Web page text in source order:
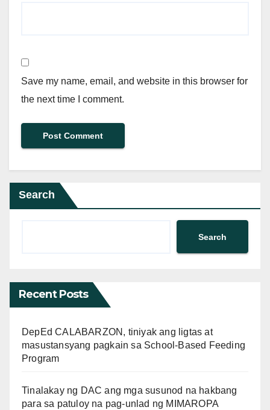
Save my name, email, and website in this browser for
the next time I comment.
Search
Search
Recent Posts
DepEd CALABARZON, tiniyak ang ligtas at
masustansyang pagkain sa School-Based Feeding
Program
Tinalakay ng DAC ang mga susunod na hakbang
para sa patuloy na pag-unlad ng MIMAROPA